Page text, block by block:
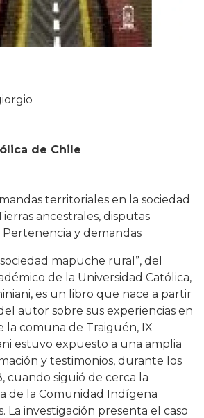
de Chile
territoriales en la sociedad
ancestrales, disputas
y demandas
mapuche rural”, del
de la Universidad Católica,
es un libro que nace a partir
autor sobre sus experiencias en
la comuna de Traiguén, IX
estuvo expuesto a una amplia
y testimonios, durante los
cuando siguió de cerca la
de la Comunidad Indígena
La investigación presenta el caso